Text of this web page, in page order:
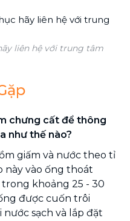
liên hệ với trung tâm
chưng cất để thông
như thế nào?
giấm và nước theo tỉ
này vào ống thoát
khoảng 25 - 30
được cuốn trôi
nước sạch và lắp đặt